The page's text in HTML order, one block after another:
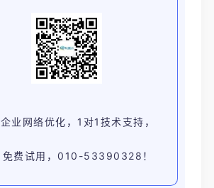
企业网络优化，1对1技术支持，
免费试用，010-53390328！